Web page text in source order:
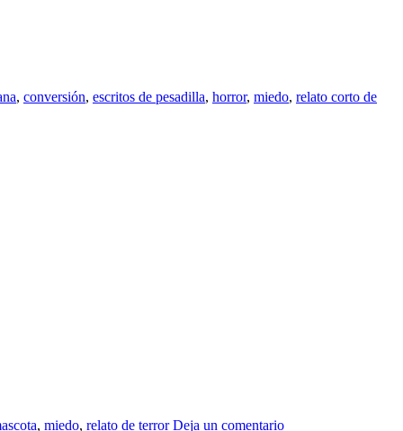
, conversión, escritos de pesadilla, horror, miedo, relato corto de
, miedo, relato de terror Deja un comentario